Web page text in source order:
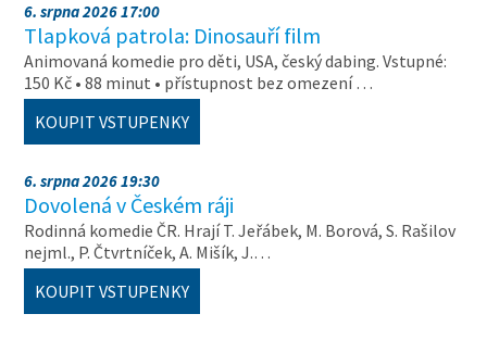
6. srpna 2026 17:00
Tlapková patrola: Dinosauří film
Animovaná komedie pro děti, USA, český dabing. Vstupné:
150 Kč • 88 minut • přístupnost bez omezení …
KOUPIT VSTUPENKY
6. srpna 2026 19:30
Dovolená v Českém ráji
Rodinná komedie ČR. Hrají T. Jeřábek, M. Borová, S. Rašilov
nejml., P. Čtvrtníček, A. Mišík, J.…
KOUPIT VSTUPENKY